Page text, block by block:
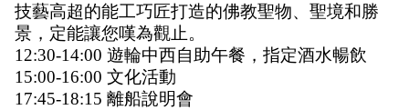
技藝高超的能工巧匠打造的佛教聖物、聖境和勝
景，定能讓您嘆為觀止。
12:30-14:00 遊輪中西自助午餐，指定酒水暢飲
15:00-16:00 文化活動
17:45-18:15 離船說明會